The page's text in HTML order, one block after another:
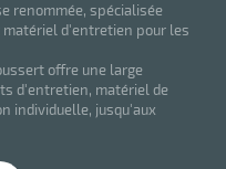
renommée, spécialisée
d'entretien pour les
offre une large
d'entretien, matériel de
individuelle, jusqu'aux